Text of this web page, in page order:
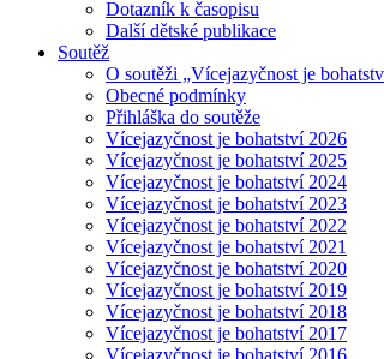
Dotazník k časopisu
Další dětské publikace
Soutěž
O soutěži „Vícejazyčnost je
Obecné podmínky
Přihláška do soutěže
Vícejazyčnost je bohatství 2026
Vícejazyčnost je bohatství 2025
Vícejazyčnost je bohatství 2024
Vícejazyčnost je bohatství 2023
Vícejazyčnost je bohatství 2022
Vícejazyčnost je bohatství 2021
Vícejazyčnost je bohatství 2020
Vícejazyčnost je bohatství 2019
Vícejazyčnost je bohatství 2018
Vícejazyčnost je bohatství 2017